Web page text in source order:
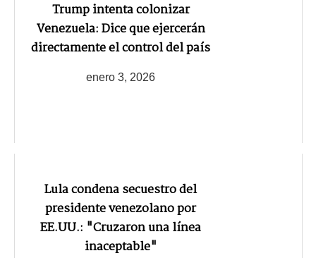
Trump intenta colonizar
Venezuela: Dice que ejercerán
directamente el control del país
enero 3, 2026
Lula condena secuestro del
presidente venezolano por
EE.UU.: "Cruzaron una línea
inaceptable"